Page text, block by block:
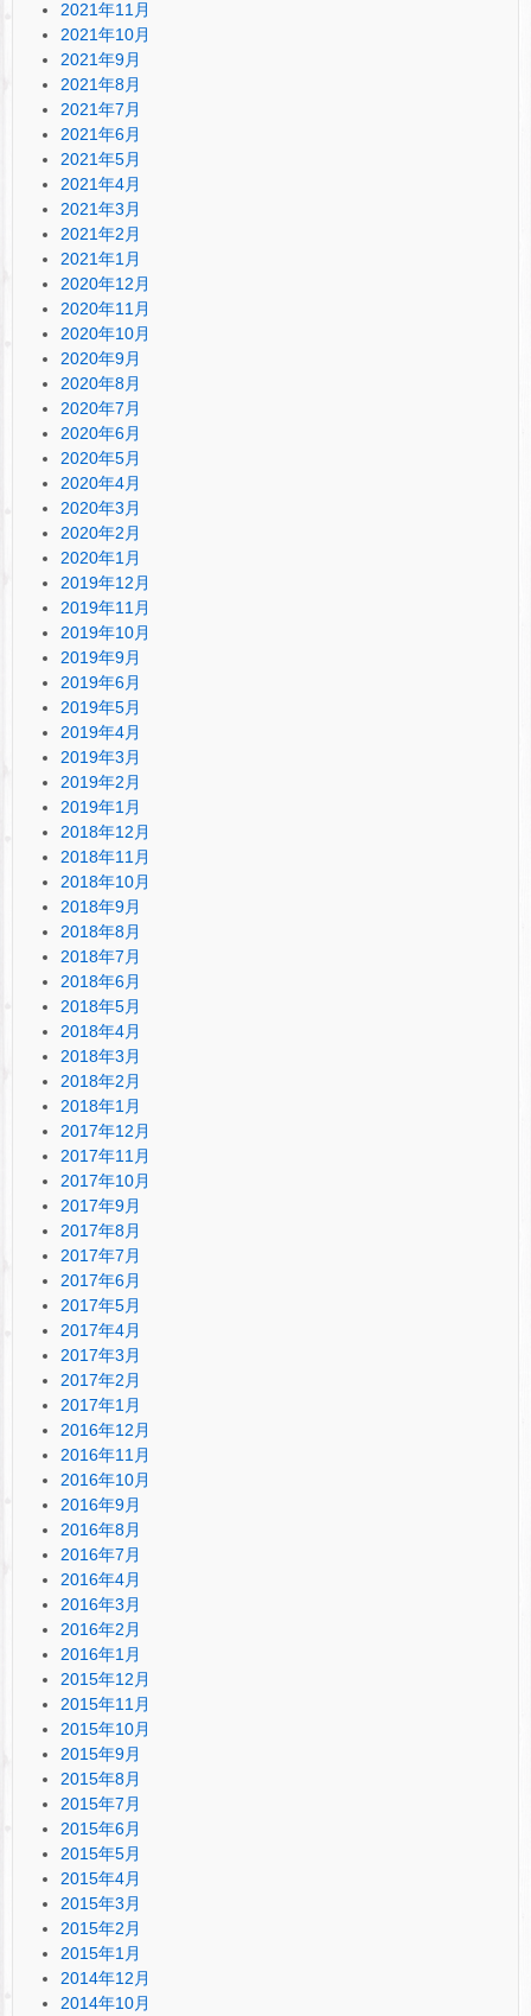
2021年11月
2021年10月
2021年9月
2021年8月
2021年7月
2021年6月
2021年5月
2021年4月
2021年3月
2021年2月
2021年1月
2020年12月
2020年11月
2020年10月
2020年9月
2020年8月
2020年7月
2020年6月
2020年5月
2020年4月
2020年3月
2020年2月
2020年1月
2019年12月
2019年11月
2019年10月
2019年9月
2019年6月
2019年5月
2019年4月
2019年3月
2019年2月
2019年1月
2018年12月
2018年11月
2018年10月
2018年9月
2018年8月
2018年7月
2018年6月
2018年5月
2018年4月
2018年3月
2018年2月
2018年1月
2017年12月
2017年11月
2017年10月
2017年9月
2017年8月
2017年7月
2017年6月
2017年5月
2017年4月
2017年3月
2017年2月
2017年1月
2016年12月
2016年11月
2016年10月
2016年9月
2016年8月
2016年7月
2016年4月
2016年3月
2016年2月
2016年1月
2015年12月
2015年11月
2015年10月
2015年9月
2015年8月
2015年7月
2015年6月
2015年5月
2015年4月
2015年3月
2015年2月
2015年1月
2014年12月
2014年10月